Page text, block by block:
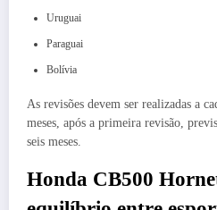
Uruguai
Paraguai
Bolívia
As revisões devem ser realizadas a
meses, após a primeira revisão,
seis meses.
Honda CB500